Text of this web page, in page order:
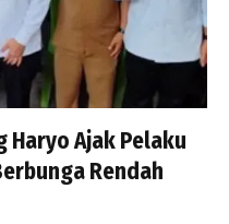
Haryo Ajak Pelaku
Rendah